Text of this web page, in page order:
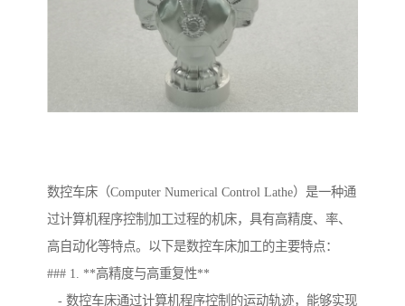
数控车床（Computer Numerical Control Lathe）是一种通
过计算机程序控制加工过程的机床，具有高精度、率、
高自动化等特点。以下是数控车床加工的主要特点：
### 1. **高精度与高重复性**
- 数控车床通过计算机程序控制的运动轨迹，能够实现